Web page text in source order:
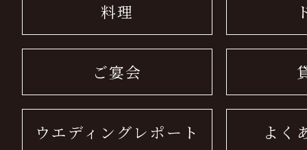
料理
ご宴会
ウエディングレポート よく